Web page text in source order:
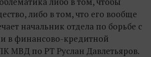
либо в том, что его вообще
начальник отдела по борьбе с
в финансово-кредитной
МВД по РТ Руслан Давлетьяров.